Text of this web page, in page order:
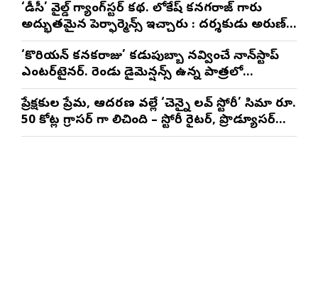
‘డీసీ’ వైల్డ్ గ్యాంగ్‌స్టర్ కథ. లోకేష్ కనగరాజ్ గారు
అద్భుతమైన పెర్ఫార్మెన్స్ ఇచ్చారు : దర్శకుడు అరుణ్
మాథేశ్వరన్
‘కొరియన్ కనకరాజు’ కడుపుబ్బా నవ్వించే నాన్‌స్టాప్
ఎంటర్‌టైనర్. రెండు డైమెన్షన్స్ ఉన్న పాత్రలో
నటించడం చాలా సంతృప్తినిచ్చింది : వరుణ్ తేజ్
ప్రేక్షకుల ప్రేమ, ఆదరణ వల్లే ‘చెన్నై లవ్ స్టోరీ’ సినిమా రూ.
50 కోట్ల గ్రాసర్ గా నిలిచింది – స్టోరీ రైటర్, ప్రొడ్యూసర్
సాయి రాజేష్